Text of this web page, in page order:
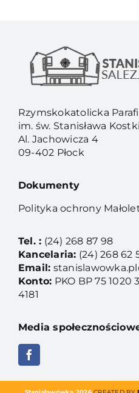
Rzymskokatolicka
im. św. Stanisława
Al. Jachowicza 4
09-402 Płock
Dokumenty
Polityka ochrony
Tel. : (24) 268 87 98
Kancelaria: (24) 268 62
Email:
Konto: PKO BP 75
4181
Media